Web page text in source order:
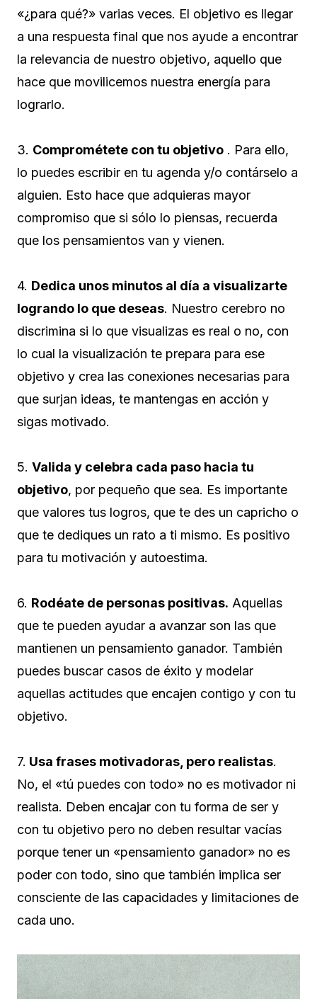
«¿para qué?» varias veces. El objetivo es llegar
a una respuesta final que nos ayude a encontrar
la relevancia de nuestro objetivo, aquello que
hace que movilicemos nuestra energía para
lograrlo.
3. Comprométete con tu objetivo . Para ello,
lo puedes escribir en tu agenda y/o contárselo a
alguien. Esto hace que adquieras mayor
compromiso que si sólo lo piensas, recuerda
que los pensamientos van y vienen.
4. Dedica unos minutos al día a visualizarte
logrando lo que deseas. Nuestro cerebro no
discrimina si lo que visualizas es real o no, con
lo cual la visualización te prepara para ese
objetivo y crea las conexiones necesarias para
que surjan ideas, te mantengas en acción y
sigas motivado.
5. Valida y celebra cada paso hacia tu
objetivo, por pequeño que sea. Es importante
que valores tus logros, que te des un capricho o
que te dediques un rato a ti mismo. Es positivo
para tu motivación y autoestima.
6. Rodéate de personas positivas. Aquellas
que te pueden ayudar a avanzar son las que
mantienen un pensamiento ganador. También
puedes buscar casos de éxito y modelar
aquellas actitudes que encajen contigo y con tu
objetivo.
7. Usa frases motivadoras, pero realistas.
No, el «tú puedes con todo» no es motivador ni
realista. Deben encajar con tu forma de ser y
con tu objetivo pero no deben resultar vacías
porque tener un «pensamiento ganador» no es
poder con todo, sino que también implica ser
consciente de las capacidades y limitaciones de
cada uno.